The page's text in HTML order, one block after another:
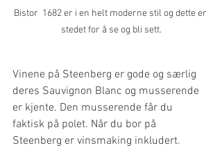
Bistor  1682 er i en helt moderne stil og dette er
stedet for å se og bli sett.
Vinene på Steenberg er gode og særlig
deres Sauvignon Blanc og musserende
er kjente. Den musserende får du
faktisk på polet. Når du bor på
Steenberg er vinsmaking inkludert.